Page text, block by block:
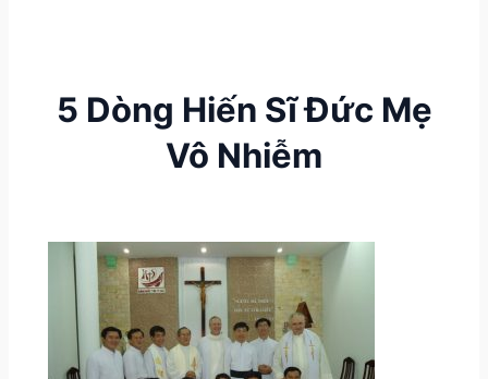
5 Dòng Hiến Sĩ Đức Mẹ
Vô Nhiễm